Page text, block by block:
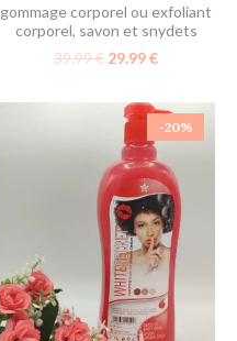
gommage corporel ou exfoliant
corporel, savon et snydets
39.99€ 29.99€
-20%